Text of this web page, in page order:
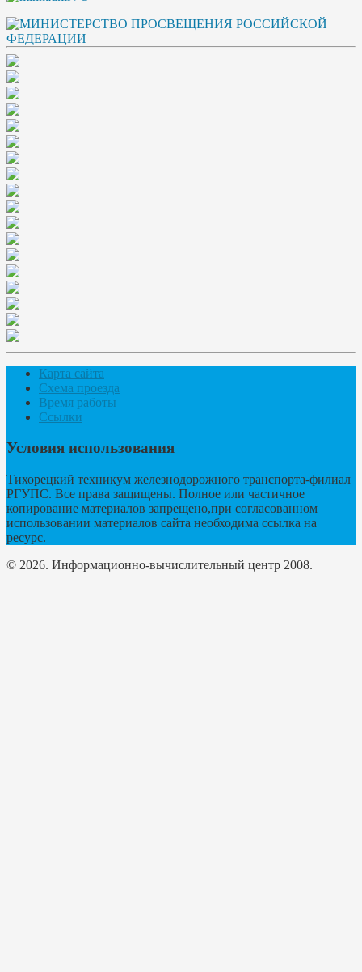
Карта сайта
Схема проезда
Время работы
Ссылки
Условия использования
Тихорецкий техникум железнодорожного транспорта-филиал
РГУПС. Все права защищены. Полное или частичное
копирование материалов запрещено,при согласованном
использовании материалов сайта необходима ссылка на
ресурс.
© 2026. Информационно-вычислительный центр 2008.